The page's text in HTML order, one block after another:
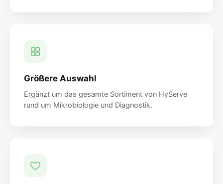
Größere Auswahl
Ergänzt um das gesamte Sortiment von HyServe
rund um Mikrobiologie und Diagnostik.